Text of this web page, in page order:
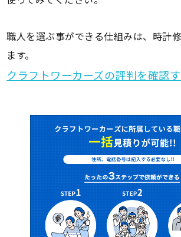
職人を選ぶ事ができる仕組みは、時計
ます。
クラフトワーカーズの評判を確認